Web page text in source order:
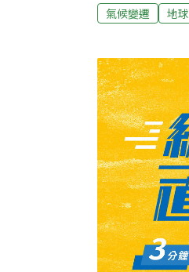
化碳的排放是
界總量的1/4，
年增加。除了
他日本重視經
的 Tokaimura核
毀滅，因為日
氣候變遷 地